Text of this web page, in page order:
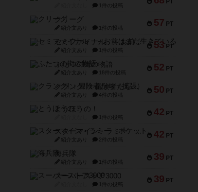
PT
1件の投稿
57 PT
クリーグ
紹介文あり 1件の投稿
53 PT
セミファイナル ～お前はまだ生きている～
紹介文あり 1件の投稿
52 PT
ふたつの街の物語
紹介文あり 18件の投稿
50 PT
クランク! ：冒険者たち（拡張）
紹介文あり 4件の投稿
42 PT
とうほうの！
1件の投稿
42 PT
スターマイン・ラミー ポケット
紹介文あり 2件の投稿
39 PT
海兵隊
紹介文あり 1件の投稿
39 PT
スーパーストア3000
1件の投稿